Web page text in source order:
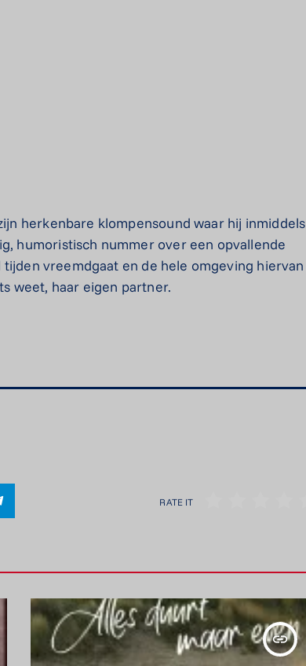
herkenbare klompensound waar hij inmiddels
humoristisch nummer over een opvallende
vreemdgaat en de hele omgeving hiervan
weet, haar eigen partner.
RATE IT
insert_link